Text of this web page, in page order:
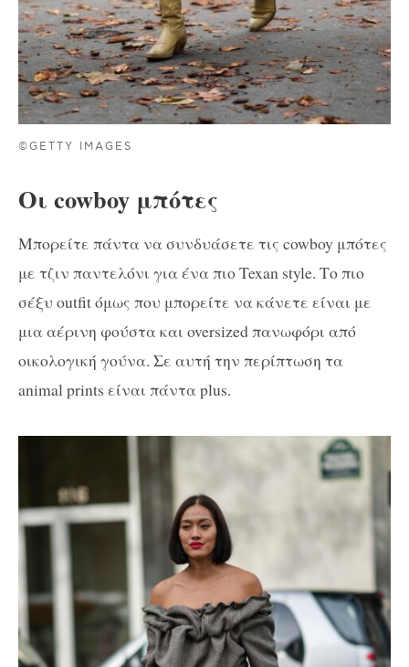
©GETTY IMAGES
Οι cowboy μπότες
Μπορείτε πάντα να συνδυάσετε τις cowboy μπότες
με τζιν παντελόνι για ένα πιο Texan style. Το πιο
σέξυ outfit όμως που μπορείτε να κάνετε είναι με
μια αέρινη φούστα και oversized πανωφόρι από
οικολογική γούνα. Σε αυτή την περίπτωση τα
animal prints είναι πάντα plus.